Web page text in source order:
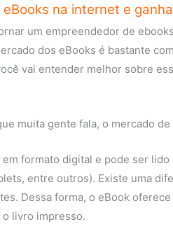
na internet e
um empreendedor de
dos eBooks é bastante
vai entender melhor sobre
muita gente fala, o mercado
em formato digital e pode ser
entre outros). Existe uma
Dessa forma, o eBook
livro impresso.